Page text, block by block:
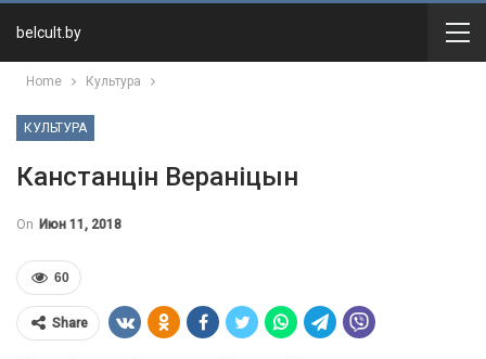
belcult.by
Home Культура
КУЛЬТУРА
Канстанцін Вераніцын
On Июн 11, 2018
60
Share